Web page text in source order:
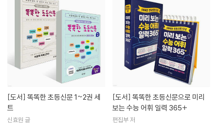
[도서]
트
신효원 글
[도서]
보는 수능 어휘 일력 365+
편집부 저